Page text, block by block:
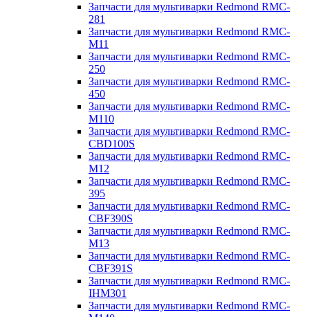
Запчасти для мультиварки Redmond RMC-
281
Запчасти для мультиварки Redmond RMC-
M11
Запчасти для мультиварки Redmond RMC-
250
Запчасти для мультиварки Redmond RMC-
450
Запчасти для мультиварки Redmond RMC-
M110
Запчасти для мультиварки Redmond RMC-
CBD100S
Запчасти для мультиварки Redmond RMC-
M12
Запчасти для мультиварки Redmond RMC-
395
Запчасти для мультиварки Redmond RMC-
CBF390S
Запчасти для мультиварки Redmond RMC-
M13
Запчасти для мультиварки Redmond RMC-
CBF391S
Запчасти для мультиварки Redmond RMC-
IHM301
Запчасти для мультиварки Redmond RMC-